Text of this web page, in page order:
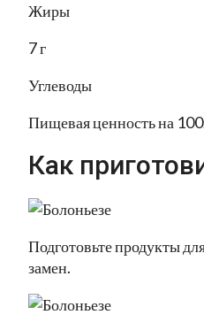
Жиры
7 г
Углеводы
Пищевая ценность на
Как
Подготовьте продукты
замен.